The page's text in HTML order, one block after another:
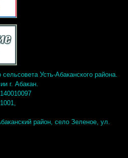
Усть-Абаканского района.
г. Абакан.
район, село Зеленое, ул.